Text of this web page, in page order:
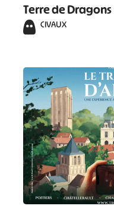
Terre de Dragons
CIVAUX